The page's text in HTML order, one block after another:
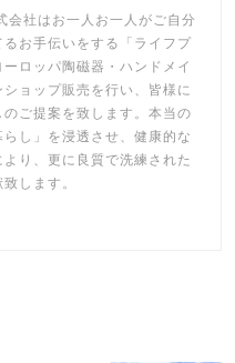
会社はお一人お一人がご自分
お手伝いをする「ライフプ
ロッパ陶磁器・ハンドメイ
ショップ販売を行い、皆様に
ご提案を致します。本当の
し」を浸透させ、健康的な
り、更に良質で洗練された
します。